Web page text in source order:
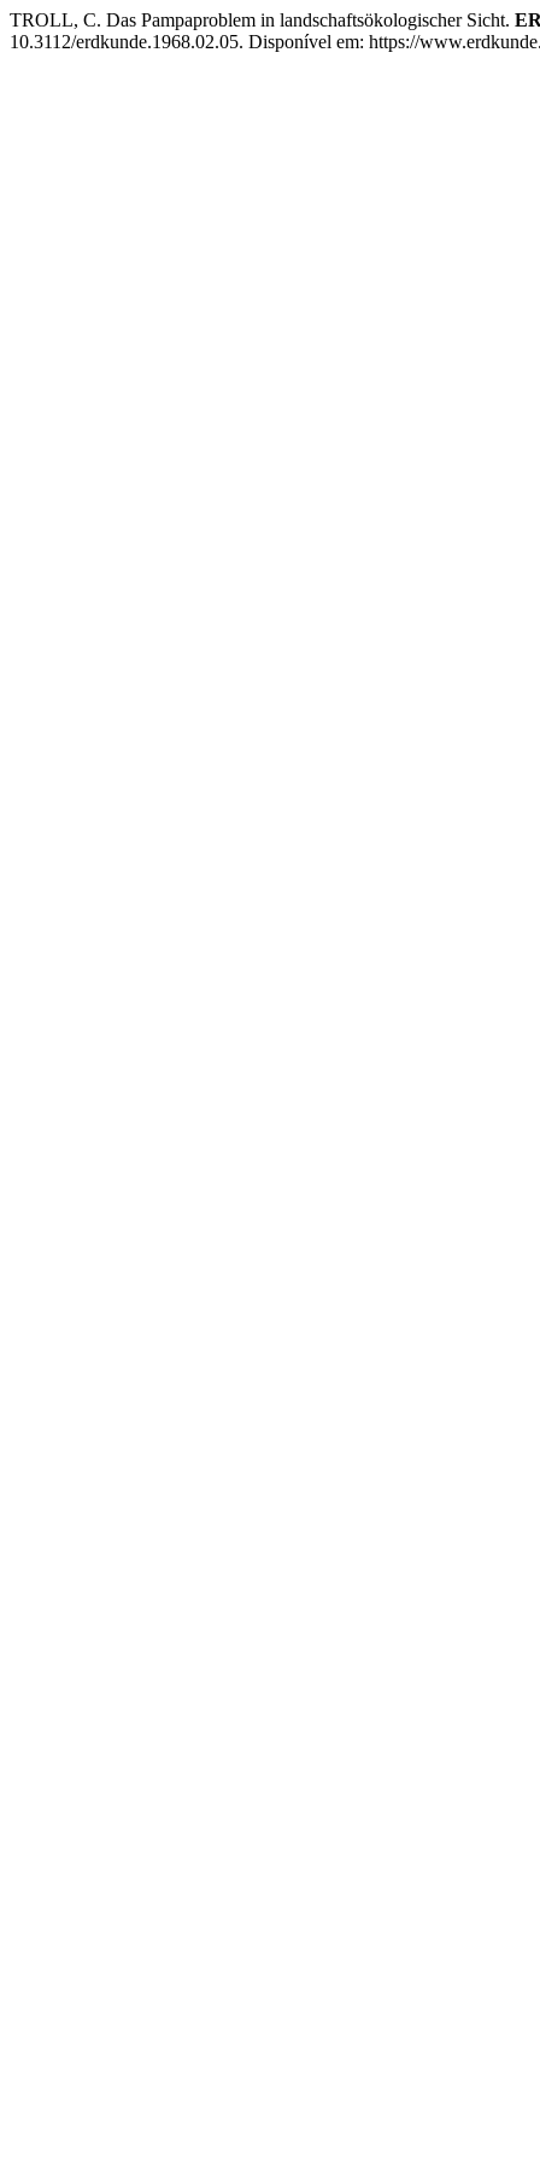
TROLL, C. Das Pampaproblem in landschaftsökologischer Sicht.
10.3112/erdkunde.1968.02.05. Disponível em: https://